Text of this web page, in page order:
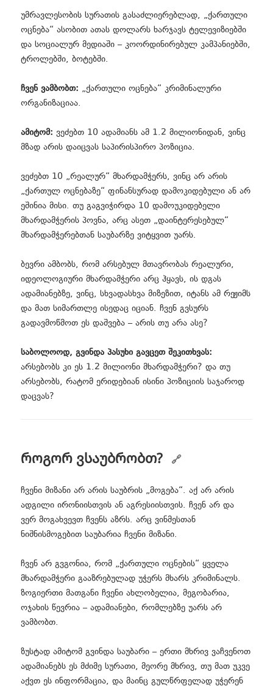
უმრავლესობის სურათის გასაძლიერებლად, „ქართული
ოცნება“ ასობით ათას დოლარს ხარჯავს ტელევიზიებში
და სოციალურ მედიაში – კოორდინირებულ კამპანიებში,
ტროლებში, ბოტებში.
ჩვენ ვამბობთ: „ქართული ოცნება“ კრიმინალური
ორგანიზაციაა.
ამიტომ:ვეძებთ 10 ადამიანს ამ 1.2 მილიონიდან, ვინც
მზად არის დაიცვას საპირისპირო პოზიცია.
ვეძებთ 10 „რეალურ“ მხარდამჭერს, ვინც არ არის
„ქართულ ოცნებაზე“ ფინანსურად დამოკიდებული ან არ
ეშინია მისი. თუ გაგვიჭირდა 10 დამოუკიდებელი
მხარდამჭერის პოვნა, არც ასეთ „დაინტერესებულ“
მხარდამჭერებთან საუბარზე ვიტყვით უარს.
ბევრი ამბობს, რომ არსებულ მთავრობას რეალური,
იდეოლოგიური მხარდამჭერი არც ჰყავს, ის დგას
ადამიანებზე, ვინც, სხვადასხვა მიზეზით, იტანს ამ რეჟიმს
და მათ სიმართლე ისედაც იციან. ჩვენ გვსურს
გადავმოწმოთ ეს დაშვება – არის თუ არა ასე?
საბოლოოდ, გვინდა პასუხი გავცეთ შეკითხვას:
არსებობს კი ეს 1.2 მილიონი მხარდამჭერი? და თუ
არსებობს, რატომ ერიდებიან ისინი პოზიციის საჯაროდ
დაცვას?
როგორ ვსაუბრობთ?
ჩვენი მიზანი არ არის საუბრის „მოგება“. აქ არ არის
ადგილი ირონიისთვის ან აგრესიისთვის. ჩვენ არ და
ვერ მოგახვევთ ჩვენს აზრს. არც ვინმესთან
ნიშნისმოგებით საუბარია ჩვენი მიზანი.
ჩვენ არ გვგონია, რომ „ქართული ოცნების“ ყველა
მხარდამჭერი გააზრებულად უჭერს მხარს კრიმინალს.
ზოგიერთი მათგანი ჩვენი ახლობელია, მეგობარია,
ოჯახის წევრია – ადამიანები, რომლებზე უარს არ
ვამბობთ.
ზუსტად ამიტომ გვინდა საუბარი – ერთი მხრივ ვაჩვენოთ
ადამიანებს ეს მძიმე სურათი, მეორე მხრივ, თუ მათ უკვე
აქვთ ეს ინფორმაცია, და მაინც გულწრფელად უჭერენ